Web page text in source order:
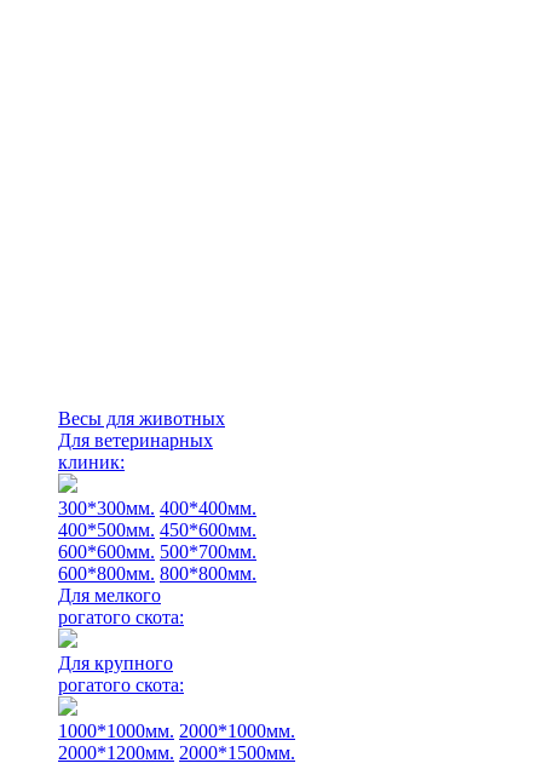
Весы для животных
Для ветеринарных
клиник:
300*300мм. 400*400мм.
400*500мм. 450*600мм.
600*600мм. 500*700мм.
600*800мм. 800*800мм.
Для мелкого
рогатого скота:
Для крупного
рогатого скота:
1000*1000мм. 2000*1000мм.
2000*1200мм. 2000*1500мм.